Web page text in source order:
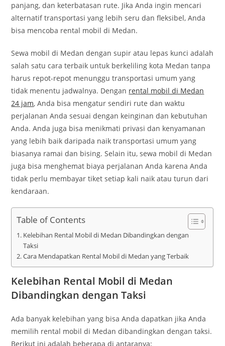
panjang, dan keterbatasan rute. Jika Anda ingin mencari
alternatif transportasi yang lebih seru dan fleksibel, Anda
bisa mencoba rental mobil di Medan.
Sewa mobil di Medan dengan supir atau lepas kunci adalah
salah satu cara terbaik untuk berkeliling kota Medan tanpa
harus repot-repot menunggu transportasi umum yang
tidak menentu jadwalnya. Dengan rental mobil di Medan
24 jam, Anda bisa mengatur sendiri rute dan waktu
perjalanan Anda sesuai dengan keinginan dan kebutuhan
Anda. Anda juga bisa menikmati privasi dan kenyamanan
yang lebih baik daripada naik transportasi umum yang
biasanya ramai dan bising. Selain itu, sewa mobil di Medan
juga bisa menghemat biaya perjalanan Anda karena Anda
tidak perlu membayar tiket setiap kali naik atau turun dari
kendaraan.
Table of Contents
Kelebihan Rental Mobil di Medan Dibandingkan dengan
Taksi
Cara Mendapatkan Rental Mobil di Medan yang Terbaik
Kelebihan Rental Mobil di Medan
Dibandingkan dengan Taksi
Ada banyak kelebihan yang bisa Anda dapatkan jika Anda
memilih rental mobil di Medan dibandingkan dengan taksi.
Berikut ini adalah beberapa di antaranya: